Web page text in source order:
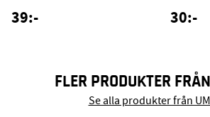
39:- 30:-
FLER PRODUKTER
Se alla produkter från